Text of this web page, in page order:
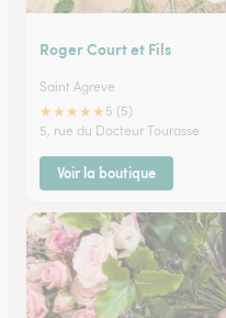
Roger Court et Fils
Saint Agreve
★★★★★ 5 (5)
5, rue du Docteur Tourasse
Voir la boutique